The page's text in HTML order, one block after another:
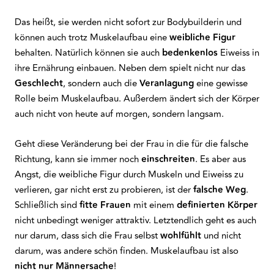
Das heißt, sie werden nicht sofort zur Bodybuilderin und
können auch trotz Muskelaufbau eineweibliche Figur
behalten. Natürlich können sie auch bedenkenlos Eiweiss in
ihre Ernährung einbauen. Neben dem spielt nicht nur das
Geschlecht, sondern auch dieVeranlagungeine gewisse
Rolle beim Muskelaufbau. Außerdem ändert sich der Körper
auch nicht von heute auf morgen, sondern langsam.
Geht diese Veränderung bei der Frau in die für die falsche
Richtung, kann sie immer nocheinschreiten. Es aber aus
Angst, die weibliche Figur durch Muskeln und Eiweiss zu
verlieren, gar nicht erst zu probieren, ist derfalsche Weg.
Schließlich sindfitte Frauen mit einem definierten Körper
nicht unbedingt weniger attraktiv. Letztendlich geht es auch
nur darum, dass sich die Frau selbstwohlfühlt und nicht
darum, was andere schön finden. Muskelaufbau ist also
nicht nur Männersache!